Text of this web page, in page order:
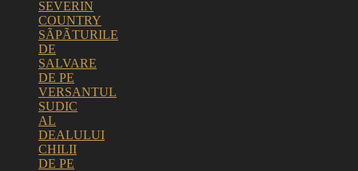
SEVERIN
COUNTRY
SÃPÃTURILE
DE
SALVARE
DE PE
VERSANTUL
SUDIC
AL
DEALULUI
CHILII
DE PE